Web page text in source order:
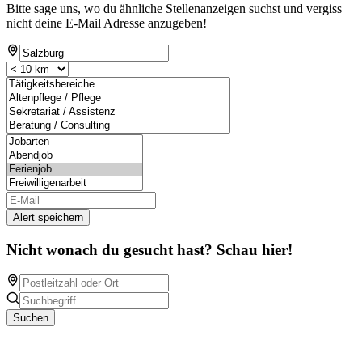
Bitte sage uns, wo du ähnliche Stellenanzeigen suchst und vergiss
nicht deine E-Mail Adresse anzugeben!
Alert speichern
Nicht wonach du gesucht hast? Schau hier!
Suchen